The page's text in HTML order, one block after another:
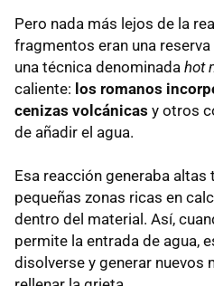
Pero nada más lejos de la
fragmentos eran una
una técnica denominada hot
caliente: los romanos
cenizas volcánicas y otros
de añadir el agua.
Esa reacción generaba
pequeñas zonas ricas en
dentro del material. Así,
permite la entrada de agua,
disolverse y generar nuevos